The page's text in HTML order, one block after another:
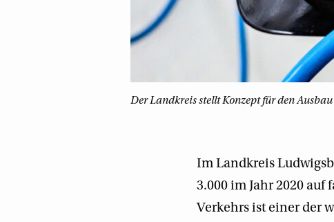
Der Landkreis stellt Konzept für den
Im Landkreis
3.000 im Jahr 2020
Verkehrs ist einer der